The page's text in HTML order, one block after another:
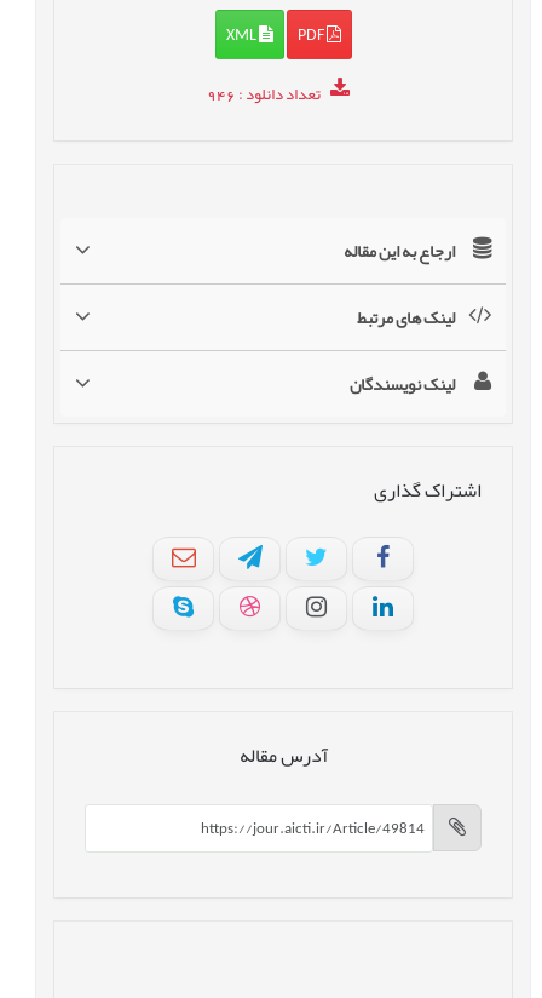
PDF
XML
تعداد دانلود: 946
ارجاع به این مقاله
لینک های مرتبط
لینک نویسندگان
اشتراک گذاری
آدرس مقاله